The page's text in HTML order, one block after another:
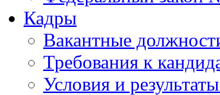
Кадры
Вакантные
Требования к
Условия и